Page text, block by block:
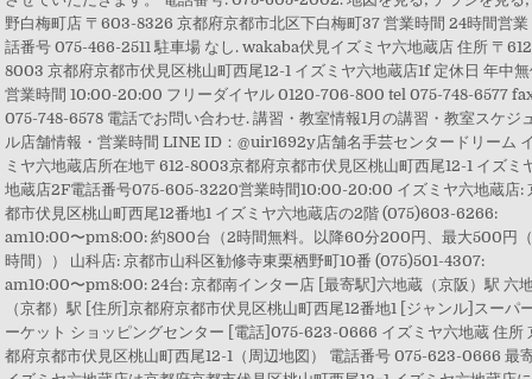
野白梅町店 〒603-8326 京都府京都市北区下白梅町37 営業時間 24時間営業
話番号 075-466-2511 駐車場 なし. wakaba伏見イズミヤ六地蔵店 住所 〒
8003 京都府京都市伏見区桃山町西尾12-1 イズミヤ六地蔵店1f 定休日 年中
営業時間 10:00-20:00 フリーダイヤル 0120-706-800 tel 075-748-6577
075-748-6578 電話でお問い合わせ. 講習・教室情報1月の講習・教室スケジ
ル店舗情報・営業時間 LINE ID：@uir1692y店舗名手芸センタードリーム
ミヤ六地蔵店所在地〒612-8003京都府京都市伏見区桃山町西尾12-1 イズミ
地蔵店2F電話番号075-605-3220営業時間10:00-20:00 イズミヤ六地蔵店:
都市伏見区桃山町西尾12番地1 イズミヤ六地蔵店の2階 (075)603-6266:
am10:00〜pm8:00: 約800台（2時間無料。以降60分200円、最大500円
時間）） 山科店: 京都市山科区勧修寺東栗栖野町10番 (075)501-4307:
am10:00〜pm8:00: 24台: 京都南インター店 [最寄駅]六地蔵（京阪）駅 六
（京都）駅 [住所]京都府京都市伏見区桃山町西尾12番地1 [ジャンル]スーパ
ーケット ショッピングセンター [電話]075-623-0666 イズミヤ六地蔵 住所
都府京都市伏見区桃山町西尾12-1（周辺地図） 電話番号 075-623-0666 最